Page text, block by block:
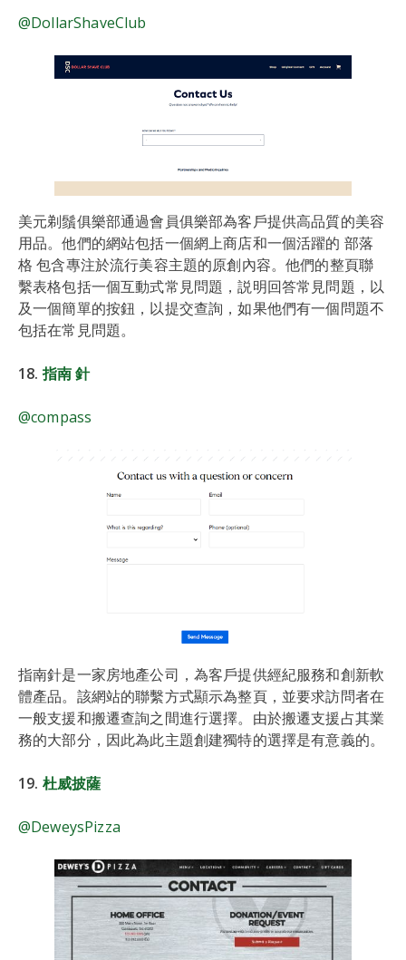
@DollarShaveClub
美元剃鬚俱樂部通過會員俱樂部為客戶提供高品質的美容
用品。他們的網站包括一個網上商店和一個活躍的 部落
格 包含專注於流行美容主題的原創內容。他們的整頁聯
繫表格包括一個互動式常見問題，説明回答常見問題，以
及一個簡單的按鈕，以提交查詢，如果他們有一個問題不
包括在常見問題。
18. 指南 針
@compass
指南針是一家房地產公司，為客戶提供經紀服務和創新軟
體產品。該網站的聯繫方式顯示為整頁，並要求訪問者在
一般支援和搬遷查詢之間進行選擇。由於搬遷支援占其業
務的大部分，因此為此主題創建獨特的選擇是有意義的。
19. 杜威披薩
@DeweysPizza